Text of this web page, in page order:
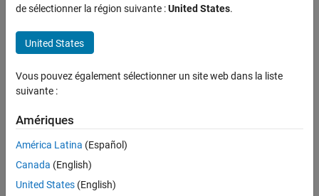
ON THIS PAGE
Syntax
Description
Input Arguments
Version History
See Also
table
Syntax
Description
tableControl.removeColumn(
from the specified index in a custom table.
de sélectionner la région suivante :United States.
United States
Vous pouvez également sélectionner un site web dans la liste
suivante :
Amériques
América Latina (Español)
Canada (English)
United States (English)